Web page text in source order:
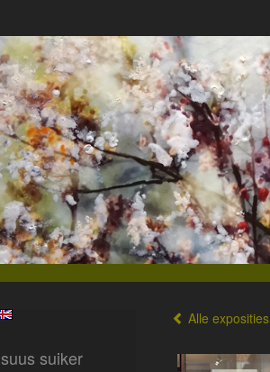
Alle exposities
suus suiker